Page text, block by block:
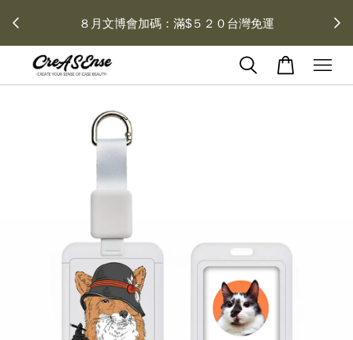
８月文博會加碼：滿$５２０台灣免運